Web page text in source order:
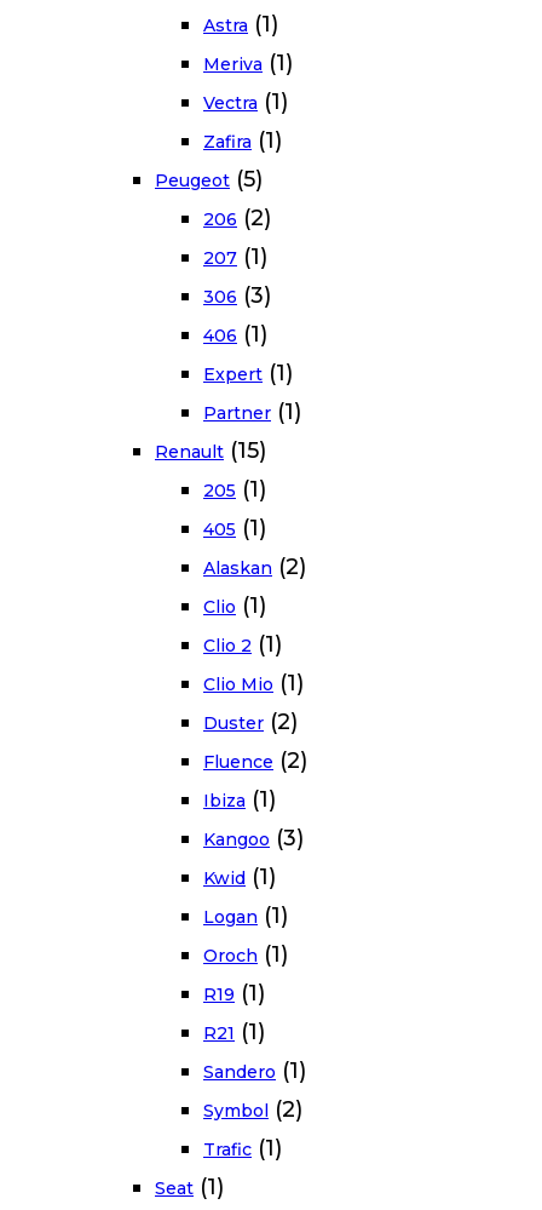
Astra (1)
Meriva (1)
Vectra (1)
Zafira (1)
Peugeot (5)
206 (2)
207 (1)
306 (3)
406 (1)
Expert (1)
Partner (1)
Renault (15)
205 (1)
405 (1)
Alaskan (2)
Clio (1)
Clio 2 (1)
Clio Mio (1)
Duster (2)
Fluence (2)
Ibiza (1)
Kangoo (3)
Kwid (1)
Logan (1)
Oroch (1)
R19 (1)
R21 (1)
Sandero (1)
Symbol (2)
Trafic (1)
Seat (1)